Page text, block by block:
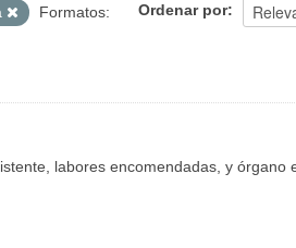
Ordenar por
Formatos:
labores encomendadas, y órgano